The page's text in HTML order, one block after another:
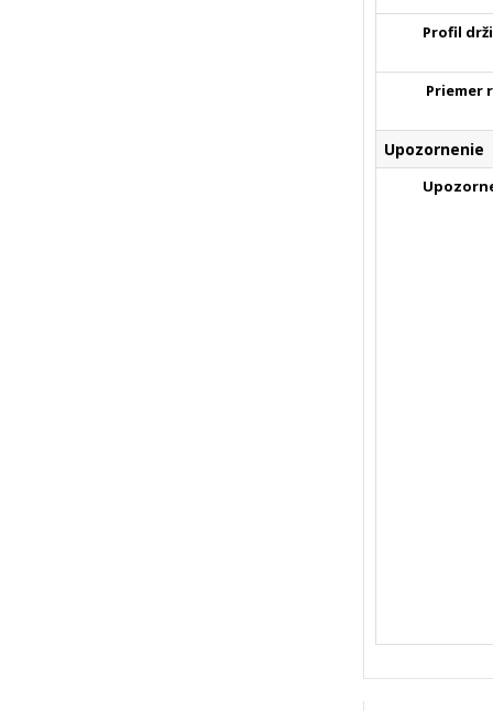
Profil
Priemer
Upozornenie